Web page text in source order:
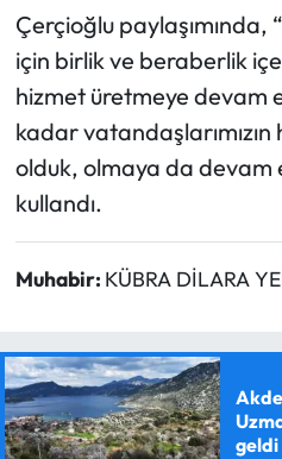
Çerçioğlu paylaşımında,
için birlik ve beraberlik
hizmet üretmeye devam
kadar
olduk, olmaya da devam
kullandı.
Muhabir: KÜBRA DİLARA
geldi